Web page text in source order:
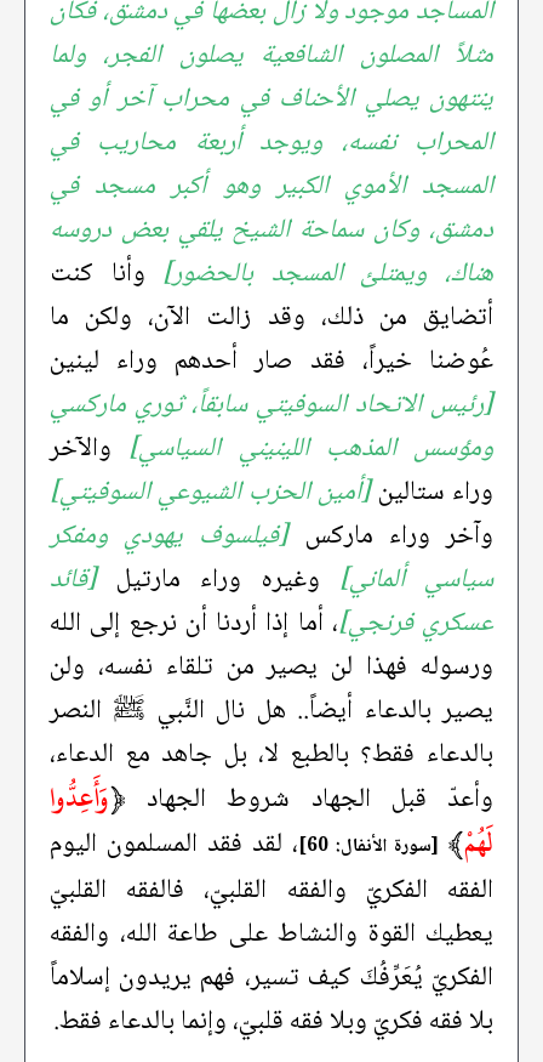
المساجد موجود ولا زال بعضها في دمشق، فكان
مثلاً المصلون الشافعية يصلون الفجر، ولما
ينتهون يصلي الأحناف في محراب آخر أو في
المحراب نفسه، ويوجد أربعة محاريب في
المسجد الأموي الكبير وهو أكبر مسجد في
دمشق، وكان سماحة الشيخ يلقي بعض دروسه
هناك، ويمتلئ المسجد بالحضور] وأنا كنت
أتضايق من ذلك، وقد زالت الآن، ولكن ما
عُوضنا خيراً، فقد صار أحدهم وراء لينين
[رئيس الاتحاد السوفيتي سابقاً، ثوري ماركسي
ومؤسس المذهب اللينيني السياسي] والآخر
وراء ستالين[أمين الحزب الشيوعي السوفيتي]
وآخر وراء ماركس[فيلسوف يهودي ومفكر
سياسي ألماني] وغيره وراء مارتيل[قائد
عسكري فرنجي]، أما إذا أردنا أن نرجع إلى الله
ورسوله فهذا لن يصير من تلقاء نفسه، ولن
يصير بالدعاء أيضاً.. هل نال النَّبي ﷺ النصر
بالدعاء فقط؟ بالطبع لا، بل جاهد مع الدعاء،
وأعدّ قبل الجهاد شروط الجهاد ﴿وَأَعِدُّوا
لَهُمْ﴾ [سورة الأنفال: 60]
، لقد فقد المسلمون اليوم
الفقه الفكريّ والفقه القلبيّ، فالفقه القلبيّ
يعطيك القوة والنشاط على طاعة الله، والفقه
الفكريّ يُعَرِّفُكَ كيف تسير، فهم يريدون إسلاماً
بلا فقه فكريّ وبلا فقه قلبيّ، وإنما بالدعاء فقط.